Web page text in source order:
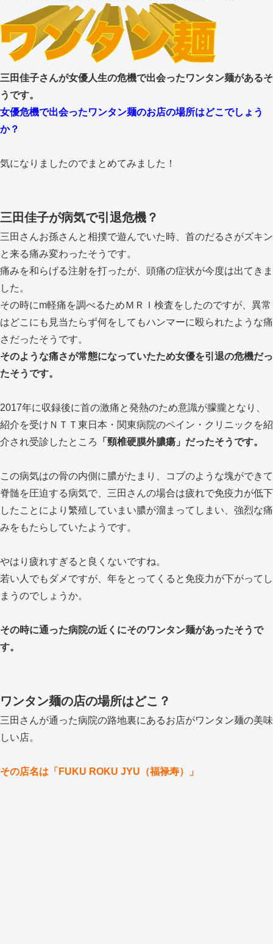
三田佳子さんが女優人生の危機で出会ったワンタン麺があるそ
うです。
女優危機で出会ったワンタン麺のお店の場所はどこでしょう
か？
気になりましたのでまとめてみました！
三田佳子が病気で引退危機？
三田さんお孫さんと相撲で遊んでいた時、首のだるさがズキン
と来る痛み変わったそうです。
痛みを和らげる注射を打ったが、頭痛の症状が今度は出てきま
した。
その時にm軽痛を調べるためＭＲＩ検査をしたのですが、異常
はどこにも見当たらず何をしてもハンマーに殴られたような痛
さだったそうです。
そのような痛さが常態になっていたため女優を引退の危機だっ
たそうです。
2017年に収録後に首の激痛と発熱のため意識が朦朧となり、
紹介を受けＮＴＴ東日本・関東病院のペイン・クリニックを紹
介され受診したところ
「頸椎硬膜外膿瘍」だったそうです。
この病気はの骨の内側に膿がたまり、コブのような塊ができて
脊髄を圧迫する病気で、三田さんの場合は疲れで免疫力が低下
したことにより繁殖していまい膿が溜まってしまい、強烈な痛
みをもたらしていたようです。
やはり疲れすぎると良くないですね。
若い人でもダメですが、年をとってくると免疫力が下がってし
まうのでしょうか。
その時に通った病院の近くにそのワンタン麺があったそうで
す。
ワンタン麺の店の場所はどこ？
三田さんが通った病院の路地裏にあるお店がワンタン麺の美味
しい店。
その店名は「FUKU ROKU JYU（福禄寿）」